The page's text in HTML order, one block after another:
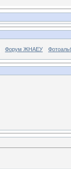
Форум ЖНАЕУ